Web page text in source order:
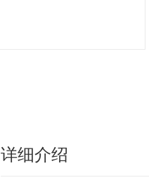
详细介绍